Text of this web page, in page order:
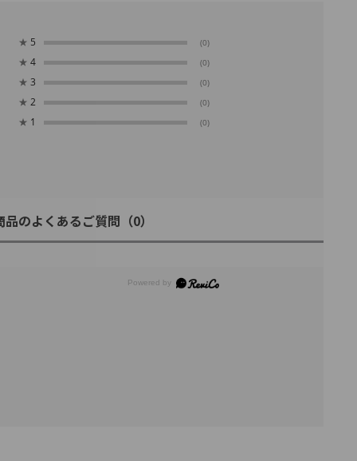
★ 5 (0)
★ 4 (0)
★ 3 (0)
★ 2 (0)
★ 1 (0)
品のよくあるご質問 （0）